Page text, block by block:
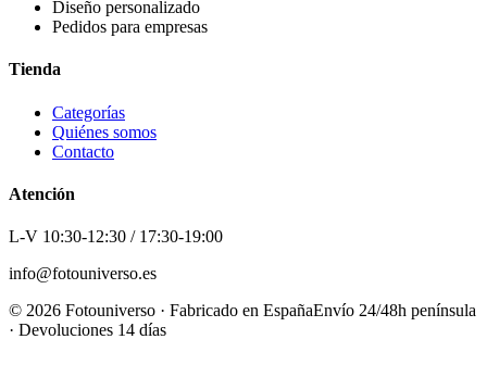
Diseño personalizado
Pedidos para empresas
Tienda
Categorías
Quiénes somos
Contacto
Atención
L-V 10:30-12:30 / 17:30-19:00
info@fotouniverso.es
© 2026 Fotouniverso · Fabricado en EspañaEnvío 24/48h península
· Devoluciones 14 días